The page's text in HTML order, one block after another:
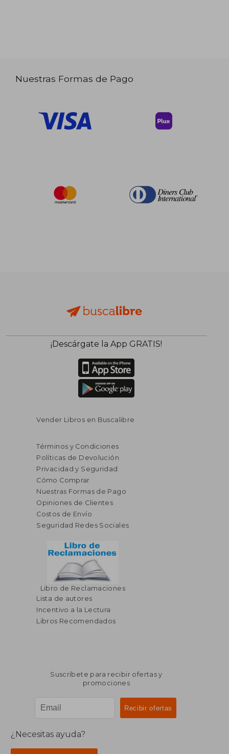
Nuestras Formas de Pago
¡Descárgate la App GRATIS!
Vender Libros en Buscalibre
Términos y Condiciones
Políticas de Devolución
Privacidad y Seguridad
Cómo Comprar
Nuestras Formas de Pago
Opiniones de Clientes
Costos de Envío
Seguridad Redes Sociales
Libro de Reclamaciones
Lista de autores
Incentivo a la Lectura
Libros Recomendados
Suscríbete para recibir ofertas y
promociones
¿Necesitas ayuda?